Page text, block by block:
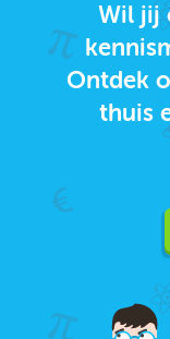
Wil jij
Ontdek
thuis